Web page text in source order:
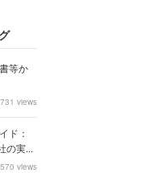
等か
views
ド：
の実...
views